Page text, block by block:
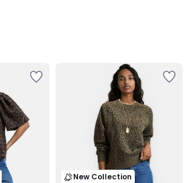
New Collection